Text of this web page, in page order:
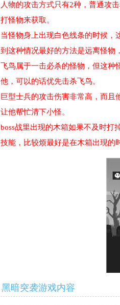
人物的攻击方式只有2种，普通攻
打怪物来获取。
当怪物身上出现白色线条的时候，
到这种情况最好的方法是远离怪物
飞鸟属于一击必杀的怪物，但这种
他，可以的话优先击杀飞鸟。
巨型士兵的攻击伤害非常高，而
让他帮忙清下小怪。
boss战里出现的木箱如果不及时打
技能，比较烦最好是在木箱出现的
黑暗突袭游戏内容